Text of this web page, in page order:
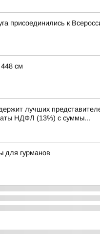
присоединились к
см
лучших представителей
НДФЛ (13%) с суммы...
для гурманов